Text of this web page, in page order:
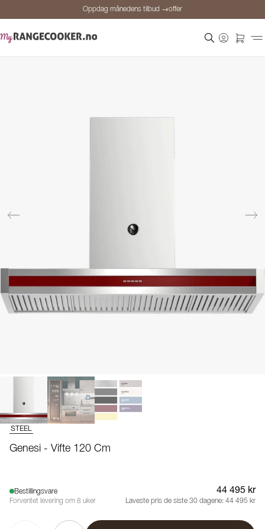
Oppdag månedens tilbud →offer
STEEL
Genesi - Vifte 120 Cm
Bestillingsvare
Forventet levering om 8 uker
44 495 kr
Laveste pris de siste 30 dagene: 44 495 kr